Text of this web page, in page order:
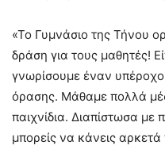
«Το Γυμνάσιο της Τήνου
δράση για τους μαθητές!
γνωρίσουμε έναν
όρασης. Μάθαμε πολλά
παιχνίδια. Διαπίστωσα με
μπορείς να κάνεις